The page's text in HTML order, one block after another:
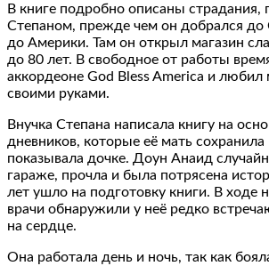
В книге подробно описаны страдания,
Степаном, прежде чем он добрался до
до Америки. Там он открыл магазин
до 80 лет. В свободное от работы
аккордеоне God Bless America и любил
своими руками.
Внучка Степана написала книгу на
дневников, которые её мать сохранила
показывала дочке. Доун Анаид
гараже, прочла и была потрясена
лет ушло на подготовку книги. В ходе
врачи обнаружили у неё редко
на сердце.
Она работала день и ночь, так как